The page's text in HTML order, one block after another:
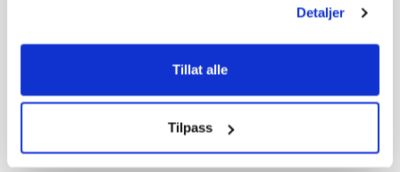
Detaljer
Tillat alle
Tilpass